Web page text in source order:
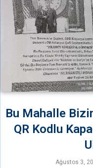
Bu Mahalle
QR Kodlu
Ağustos 3,